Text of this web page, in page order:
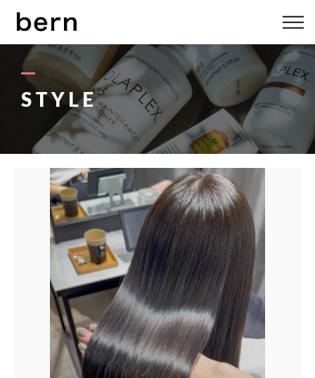
STYLE
ABOUT US
MENU
STYLE
STAFF
BLOG
ACCESS
bern 06-6136-6633
TERMINAL bern 06-6136-6633 【火水木日・祝】10:00～19:00
【金土】10:00〜21:00